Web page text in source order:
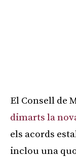
El Consell de
dimarts la
els acords
inclou una